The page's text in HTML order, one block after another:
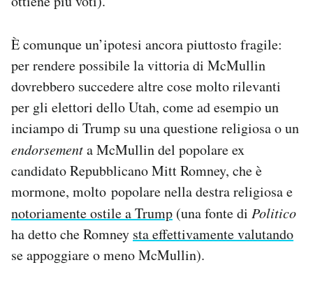
È comunque un’ipotesi ancora piuttosto fragile:
per rendere possibile la vittoria di McMullin
dovrebbero succedere altre cose molto rilevanti
per gli elettori dello Utah, come ad esempio un
inciampo di Trump su una questione religiosa o un
endorsementa McMullin del popolare ex
candidato Repubblicano Mitt Romney, che è
mormone, molto popolare nella destra religiosa e
notoriamente ostile a Trump (una fonte di Politico
ha detto che Romney sta effettivamente valutando
se appoggiare o meno McMullin).